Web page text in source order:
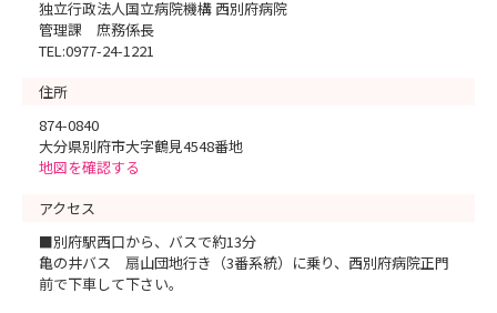
独立行政法人国立病院機構 西別府病院
管理課 庶務係長
TEL:0977-24-1221
住所
874-0840
大分県別府市大字鶴見4548番地
地図を確認する
アクセス
■別府駅西口から、バスで約13分
亀の井バス 扇山団地行き（3番系統）に乗り、西別府病院正門
前で下車して下さい。